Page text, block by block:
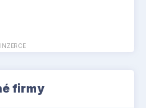
INZERCE
firmy